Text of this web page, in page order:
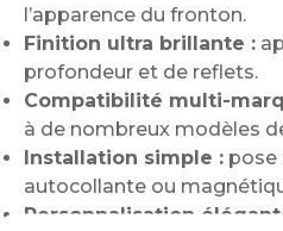
l’apparence du fronton.
Finition ultra brillante :
profondeur et de reflets.
Compatibilité multi-
à de nombreux modèles
Installation simple : pose
autocollante ou
Personnalisation